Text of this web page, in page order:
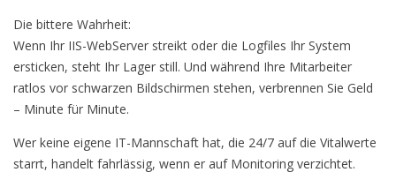
Die bittere Wahrheit:
Wenn Ihr IIS-WebServer streikt oder die Logfiles Ihr System
ersticken, steht Ihr Lager still. Und während Ihre Mitarbeiter
ratlos vor schwarzen Bildschirmen stehen, verbrennen Sie Geld
– Minute für Minute.
Wer keine eigene IT-Mannschaft hat, die 24/7 auf die Vitalwerte
starrt, handelt fahrlässig, wenn er auf Monitoring verzichtet.